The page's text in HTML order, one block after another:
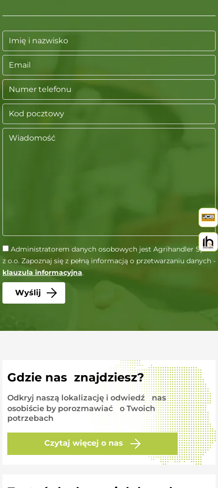
Administratorem danych osobowych jest Agrihandler Sp.
z o.o. Zapoznaj się z pełną informacją o przetwarzaniu danych -
klauzula informacyjna.
Gdzie nas znajdziesz?
Odkryj naszą lokalizację i odwiedź nas
osobiście by porozmawiać o Twoich
potrzebach
Czytaj więcej o nas